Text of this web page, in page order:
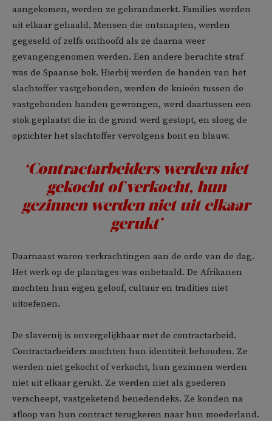
aangekomen, werden ze gebrandmerkt. Families werden
uit elkaar gehaald. Mensen die ontsnapten, werden
gegeseld of zelfs onthoofd als ze daarna weer
gevangengenomen werden. Een andere beruchte straf
was de Spaanse bok. Hierbij werden de handen van het
slachtoffer vastgebonden, werden de knieën tussen de
vastgebonden handen gewrongen, werd daartussen een
stok geplaatst die in de grond werd gestopt, en sloeg de
opzichter het slachtoffer vervolgens bont en blauw.
‘Contractarbeiders werden niet
gekocht of verkocht, hun
gezinnen werden niet uit elkaar
gerukt’
Daarnaast waren verkrachtingen aan de orde van de dag.
Het werk op de plantages was onbetaald. De Afrikanen
mochten hun eigen geloof, cultuur en tradities niet
uitoefenen.
De slavernij is onvergelijkbaar met de contractarbeid.
Contractarbeiders mochten hun identiteit behouden. Ze
werden niet gekocht of verkocht, hun gezinnen werden
niet uit elkaar gerukt. Ze werden niet als goederen
verscheept, vastgeketend benedendeks. Ze konden na
afloop van hun contract terugkeren naar hun moederland.